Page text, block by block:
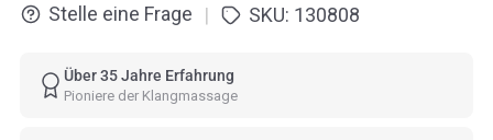
Stelle eine Frage
| SKU: 130808
Über 35 Jahre Erfahrung
Pioniere der Klangmassage